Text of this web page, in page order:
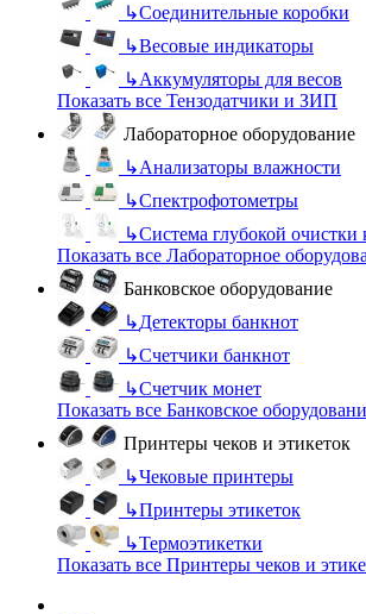
↳Соединительные коробки
↳Весовые индикаторы
↳Аккумуляторы для весов
Показать все Тензодатчики и ЗИП
Лабораторное оборудование
↳Анализаторы влажности
↳Спектрофотометры
↳Система глубокой очистки
Показать все Лабораторное
Банковское оборудование
↳Детекторы банкнот
↳Счетчики банкнот
↳Счетчик монет
Показать все Банковское
Принтеры чеков и этикеток
↳Чековые принтеры
↳Принтеры этикеток
↳Термоэтикетки
Показать все Принтеры чеков и